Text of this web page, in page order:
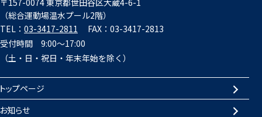
〒157-0074 東京都世田谷区大蔵4-6-1
（総合運動場温水プール2階）
TEL： 03-3417-2811
FAX：03-3417-2813
受付時間 9:00～17:00
（土・日・祝日・年末年始を除く）
ップページ
知らせ